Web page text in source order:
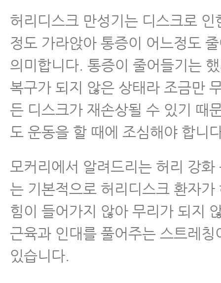
- 허리디스크 파열
- 허리디스크 파열 흡수되는 이유
- 허리디스크 파열 한방치료로 어
요?
- 허리디스크병원에서 알려주는
- 허리디스크파열 됐을 때 한의사
나요
- 허리디스크 앉는 자세
- 허리디스크치료 한약 효과
허리디스크 만성기는 디스크로 인
정도 가라앉아 통증이 어느정도
의미합니다. 통증이 줄어들기는
복구가 되지 않은 상태라 조금만
든 디스크가 재손상될 수 있기 때
도 운동을 할 때에 조심해야 합니
모커리에서 알려드리는 허리 강
는 기본적으로 허리디스크 환자가
힘이 들어가지 않아 무리가 되지
근육과 인대를 풀어주는 스트레칭
있습니다.